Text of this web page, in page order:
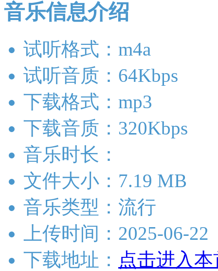
音乐信息介绍
试听格式：m4a
试听音质：64Kbps
下载格式：mp3
下载音质：320Kbps
音乐时长：
文件大小：7.19 MB
音乐类型：流行
上传时间：2025-06-22
下载地址： 点击进入